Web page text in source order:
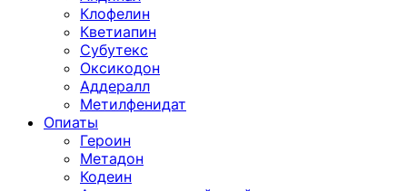
Клофелин
Кветиапин
Субутекс
Оксикодон
Аддералл
Метилфенидат
Опиаты
Героин
Метадон
Кодеин